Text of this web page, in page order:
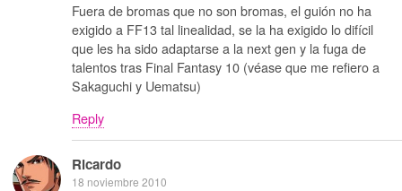
Fuera de bromas que no son bromas, el guión no ha
exigido a FF13 tal linealidad, se la ha exigido lo difícil
que les ha sido adaptarse a la next gen y la fuga de
talentos tras Final Fantasy 10 (véase que me refiero a
Sakaguchi y Uematsu)
Reply
Ricardo
18 noviembre 2010